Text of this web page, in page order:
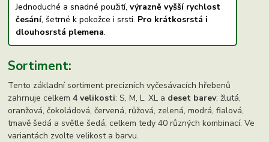
Jednoduché a snadné použití,výrazně vyšší rychlost
česání, šetrné k pokožce i srsti. Pro krátkosrstá i
dlouhosrstá plemena.
Sortiment:
Tento základní sortiment precizních vyčesávacích hřebenů
zahrnuje celkem4 velikosti: S, M, L, XL a deset barev: žlutá,
oranžová, čokoládová, červená, růžová, zelená, modrá, fialová,
tmavě šedá a světle šedá, celkem tedy 40 různých kombinací. Ve
variantách zvolte velikost a barvu.